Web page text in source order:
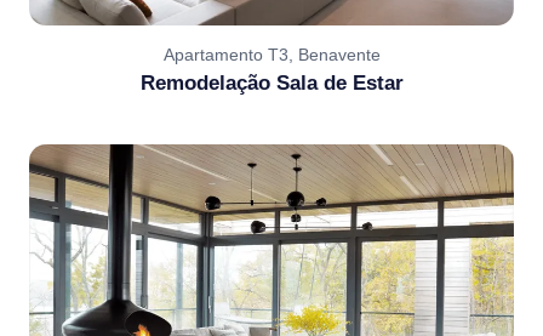
Apartamento T3, Benavente
Remodelação Sala de Estar